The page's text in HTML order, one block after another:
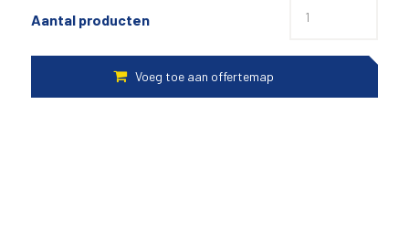
Aantal producten